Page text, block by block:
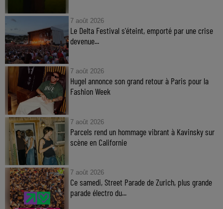
7 août 2026
Le Delta Festival s'éteint, emporté par une crise
devenue...
7 août 2026
Hugel annonce son grand retour à Paris pour la
Fashion Week
7 août 2026
Parcels rend un hommage vibrant à Kavinsky sur
scène en Californie
7 août 2026
Ce samedi, Street Parade de Zurich, plus grande
parade électro du...